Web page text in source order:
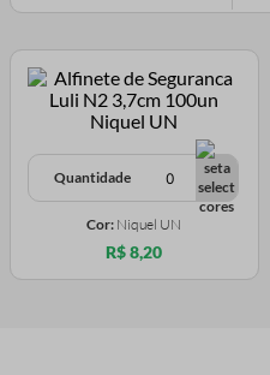
Quantidade
Cor: Niquel UN
R$ 8,20